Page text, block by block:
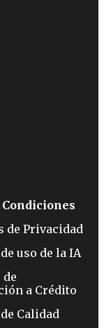
Condiciones
de Privacidad
uso de la IA
a Crédito
Calidad